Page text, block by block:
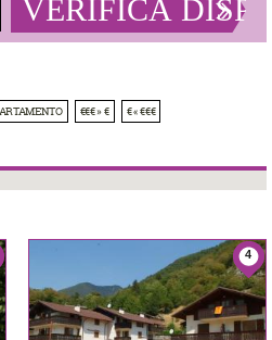
€€€ » € € « €€€
4